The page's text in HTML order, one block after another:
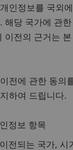
인정보를 국외
해당 국가에 관
이전의 근거는
전에 관한 동의
하여 드립니다.
정보 항목
전되는 국가, 시